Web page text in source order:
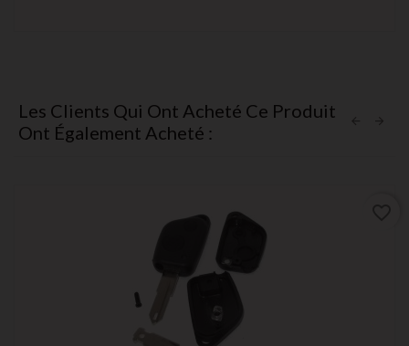
Les Clients Qui Ont Acheté Ce Produit
Ont Également Acheté :